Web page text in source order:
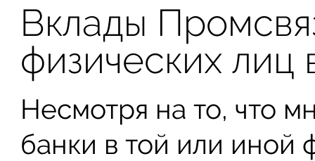
Вклады
физических лиц
Несмотря на то, что
банки в той или